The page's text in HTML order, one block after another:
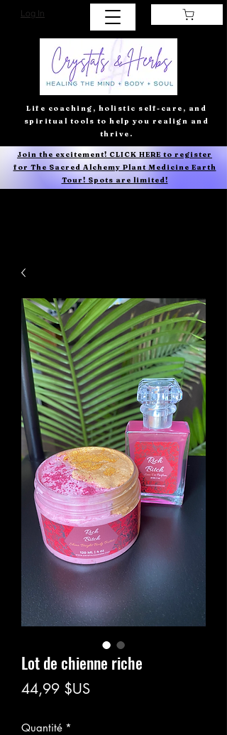
Log In
Life coaching, holistic self-care, and
spiritual tools to help you realign and
thrive.
Join the excitement! CLICK HERE to register
for The Sacred Alchemy Plant Medicine Earth
Tour! Spots are limited!
Lot de chienne riche
44,99 $USPrix
Quantité *